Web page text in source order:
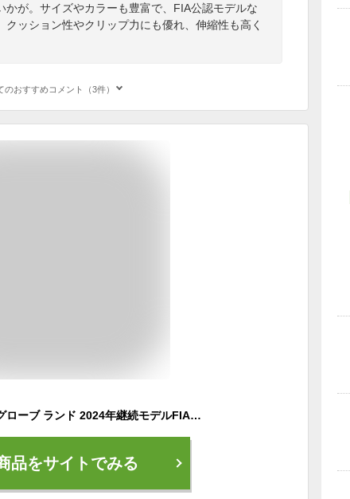
かが。サイズやカラーも豊富で、FIA公認モデルな
ッション性やクリップ力にも優れ、伸縮性も高く
のおすすめコメント（3件）
スパルコ レーシンググローブ ランド 2024年継続モデルFIA公認 Sparco LAND 4輪 走行会
品をサイトでみる